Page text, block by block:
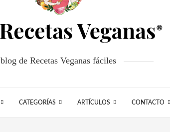
blog de Recetas Veganas fáciles
CATEGORÍAS ARTÍCULOS CONTACTO